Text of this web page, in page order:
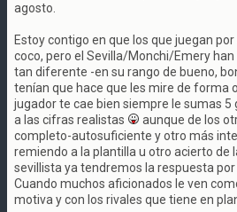
agosto.
Estoy contigo en que los que juegan
coco, pero el Sevilla/Monchi/Emery
tan diferente -en su rango de bueno,
tenían que hace que les mire de forma
jugador te cae bien siempre le sumas 5
a las cifras realistas
aunque de los
completo-autosuficiente y otro más
remiendo a la plantilla u otro acierto de
sevillista ya tendremos la respuesta
Cuando muchos aficionados le ven
motiva y con los rivales que tiene en